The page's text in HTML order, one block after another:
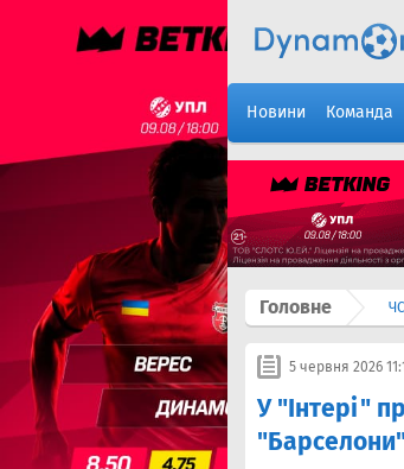
Новини Команда
Головне
5 червня 2026
У "Інтері"